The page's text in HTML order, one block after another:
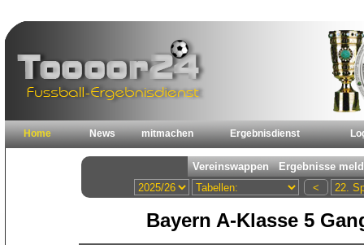
Home News mitmachen Ergebnisdienst
Bayern A-Klasse 5